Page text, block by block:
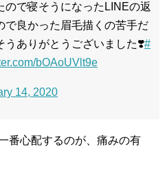
ので寝そうになったLINEの返
で良かった眉毛描くの苦手だ
うありがとうございました❣️#
bOAoUVlt9e
14, 2020
番心配するのが、痛みの有